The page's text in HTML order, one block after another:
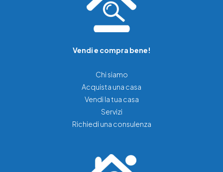
Vendi e compra bene!
Chi siamo
Acquista una casa
Vendi la tua casa
Servizi
Richiedi una consulenza